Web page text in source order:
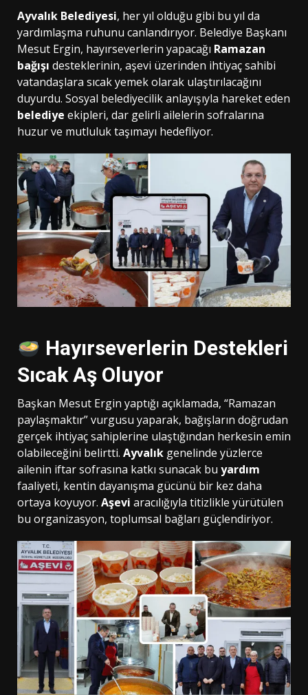
Ayvalık Belediyesi, her yıl olduğu gibi bu yıl da
yardımlaşma ruhunu canlandırıyor. Belediye Başkanı
Mesut Ergin, hayırseverlerin yapacağı Ramazan
bağışı desteklerinin, aşevi üzerinden ihtiyaç sahibi
vatandaşlara sıcak yemek olarak ulaştırılacağını
duyurdu. Sosyal belediyecilik anlayışıyla hareket eden
belediye ekipleri, dar gelirli ailelerin sofralarına
huzur ve mutluluk taşımayı hedefliyor.
Hayırseverlerin Destekleri
Sıcak Aş Oluyor
Başkan Mesut Ergin yaptığı açıklamada, “Ramazan
paylaşmaktır” vurgusu yaparak, bağışların doğrudan
gerçek ihtiyaç sahiplerine ulaştığından herkesin emin
olabileceğini belirtti. Ayvalık genelinde yüzlerce
ailenin iftar sofrasına katkı sunacak bu yardım
faaliyeti, kentin dayanışma gücünü bir kez daha
ortaya koyuyor. Aşevi aracılığıyla titizlikle yürütülen
bu organizasyon, toplumsal bağları güçlendiriyor.